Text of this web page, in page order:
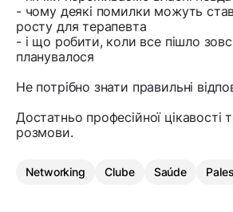
- чому деякі помилки можуть
росту для терапевта
- і що робити, коли все пішло
планувалося
Не потрібно знати правильні
Достатньо професійної цікавості
розмови.
Networking Clube Saúde